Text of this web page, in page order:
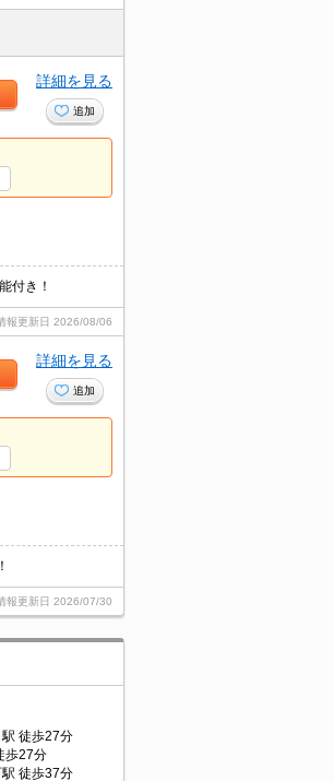
詳細を見る
追加
付き！
報更新日 2026/08/06
詳細を見る
追加
報更新日 2026/07/30
徒歩27分
歩27分
徒歩37分